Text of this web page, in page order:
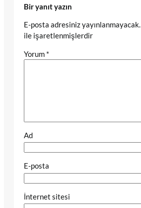
Bir yanıt yazın
E-posta adresiniz yayınlanmayacak.
ile işaretlenmişlerdir
Yorum *
Ad
E-posta
İnternet sitesi